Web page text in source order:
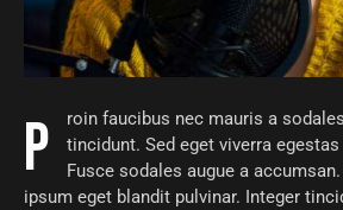
Proin faucibus nec mauris a sodales, sed elementum mi
tincidunt. Sed eget viverra
Fusce sodales augue a
ipsum eget blandit pulvinar. Integer